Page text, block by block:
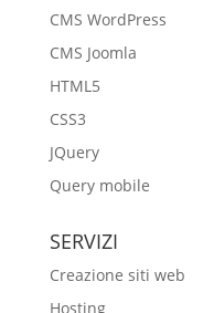
CMS WordPress
CMS Joomla
HTML5
CSS3
JQuery
Query mobile
SERVIZI
Creazione siti web
Hosting